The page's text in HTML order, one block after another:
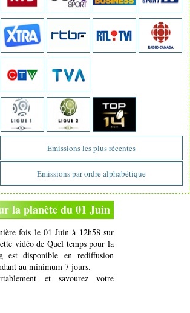
Emissions les plus récentes
Emissions par ordre alphabétique
la planète du 01 Juin
fois le 01 Juin à 12h58 sur
vidéo de Quel temps pour la
est disponible en rediffusion
au minimum 7 jours.
et savourez votre